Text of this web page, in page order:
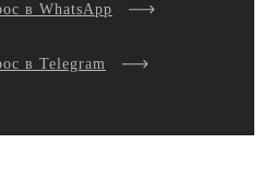
в WhatsApp
в Telegram